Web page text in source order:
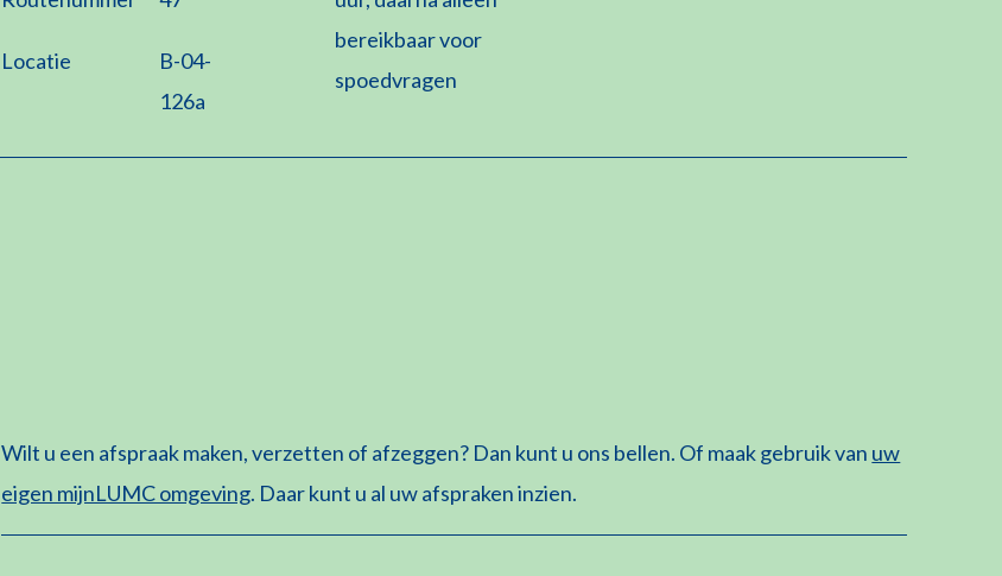
Locatie
B-04-
126a
bereikbaar voor
spoedvragen
Wilt u een afspraak maken, verzetten of afzeggen? Dan kunt u ons bellen. Of maak gebruik van uw
eigen mijnLUMC omgeving. Daar kunt u al uw afspraken inzien.